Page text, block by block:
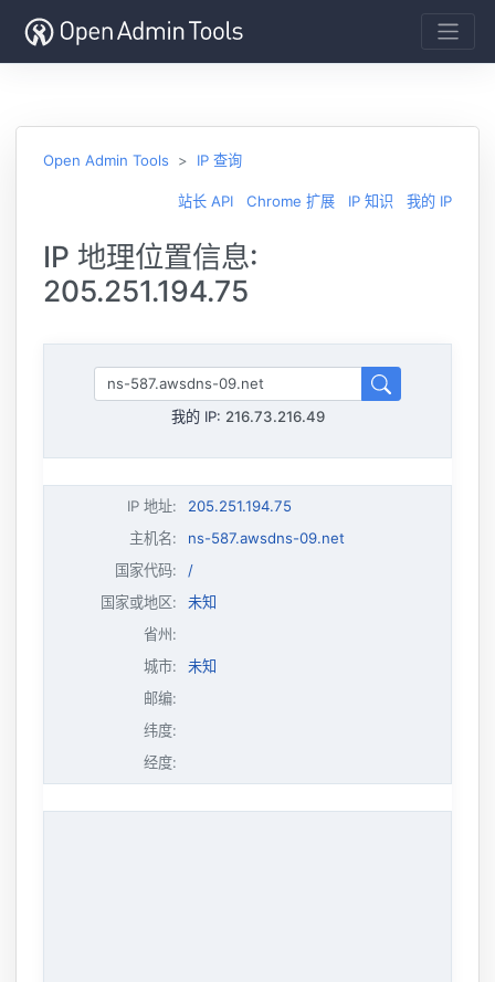
Open Admin Tools IP 查询
站长 API Chrome 扩展 IP 知识 我的 IP
IP 地理位置信息:
205.251.194.75
我的 IP: 216.73.216.49
IP 地址:
205.251.194.75
主机名:
ns-587.awsdns-09.net
国家代码:
/
国家或地区:
未知
省州:
城市:
未知
邮编:
纬度:
经度: